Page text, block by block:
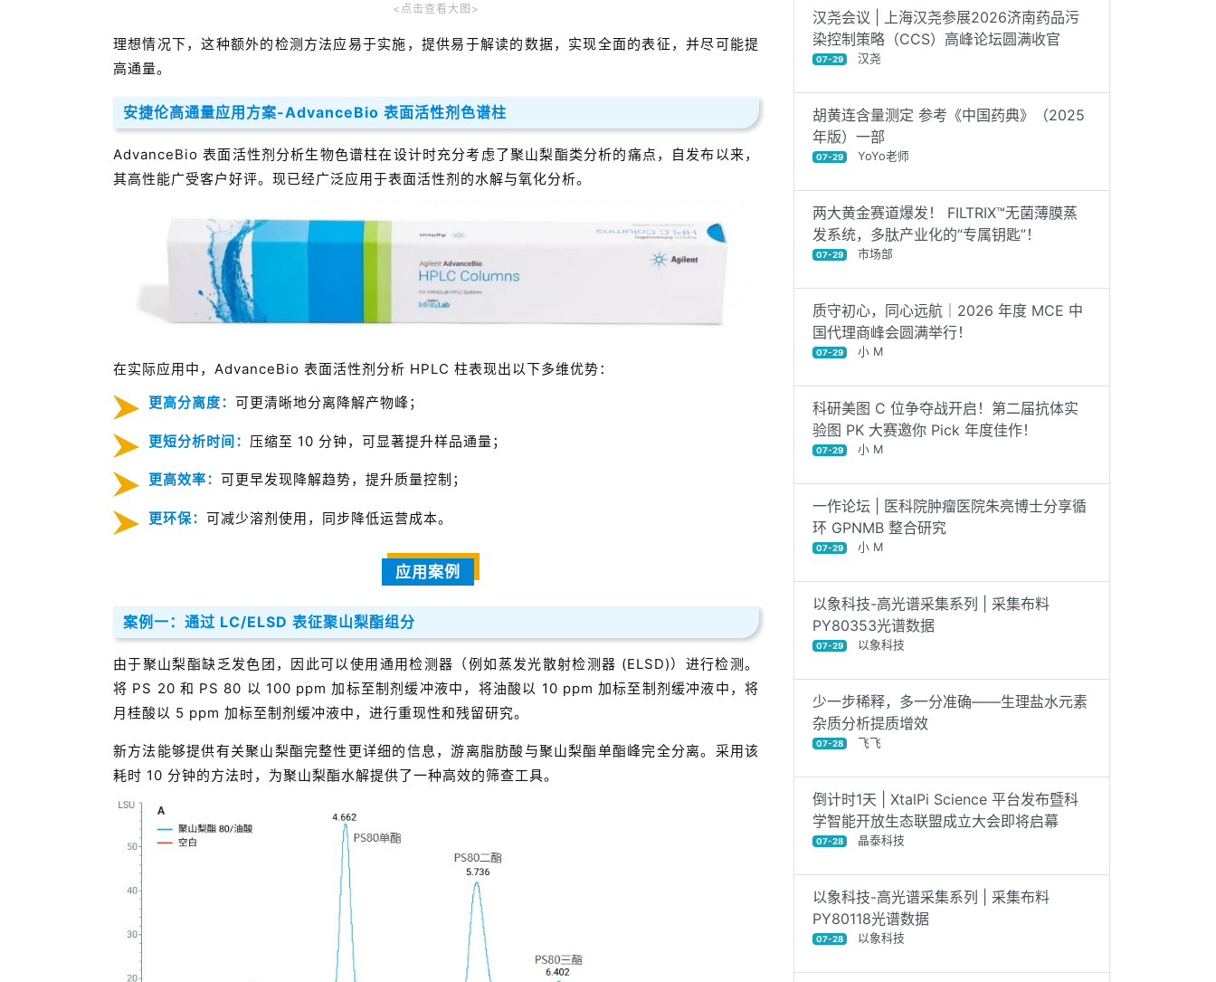
<点击查看大图>
理想情况下，这种额外的检测方法应易于实施，提供易于解读的数据，实现全面的表征，并尽可能提
高通量。
安捷伦高通量应用方案-AdvanceBio 表面活性剂色谱柱
AdvanceBio 表面活性剂分析生物色谱柱在设计时充分考虑了聚山梨酯类分析的痛点，自发布以来，
其高性能广受客户好评。现已经广泛应用于表面活性剂的水解与氧化分析。
在实际应用中，AdvanceBio 表面活性剂分析 HPLC 柱表现出以下多维优势：
更高分离度： 可更清晰地分离降解产物峰；
更短分析时间： 压缩至 10 分钟，可显著提升样品通量；
更高效率： 可更早发现降解趋势，提升质量控制；
更环保： 可减少溶剂使用，同步降低运营成本。
应用案例
案例一：通过 LC/ELSD 表征聚山梨酯组分
由于聚山梨酯缺乏发色团，因此可以使用通用检测器（例如蒸发光散射检测器 (ELSD)）进行检测。
将 PS 20 和 PS 80 以 100 ppm 加标至制剂缓冲液中，将油酸以 10 ppm 加标至制剂缓冲液中，将
月桂酸以 5 ppm 加标至制剂缓冲液中，进行重现性和残留研究。
新方法能够提供有关聚山梨酯完整性更详细的信息，游离脂肪酸与聚山梨酯单酯峰完全分离。采用该
耗时 10 分钟的方法时，为聚山梨酯水解提供了一种高效的筛查工具。
汉尧会议 | 上海汉尧参展2026济南药品污
染控制策略（CCS）高峰论坛圆满收官
07-29 汉尧
胡黄连含量测定 参考《中国药典》（2025
年版）一部
07-29 YoYo老师
两大黄金赛道爆发！ FILTRIX™无菌薄膜蒸
发系统，多肽产业化的“专属钥匙”！
07-29 市场部
质守初心，同心远航｜2026 年度 MCE 中
国代理商峰会圆满举行！
07-29 小 M
科研美图 C 位争夺战开启！第二届抗体实
验图 PK 大赛邀你 Pick 年度佳作！
07-29 小 M
一作论坛 | 医科院肿瘤医院朱亮博士分享循
环 GPNMB 整合研究
07-29 小 M
以象科技-高光谱采集系列 | 采集布料
PY80353光谱数据
07-29 以象科技
少一步稀释，多一分准确——生理盐水元素
杂质分析提质增效
07-28 飞飞
倒计时1天 | XtalPi Science 平台发布暨科
学智能开放生态联盟成立大会即将启幕
07-28 晶泰科技
以象科技-高光谱采集系列 | 采集布料
PY80118光谱数据
07-28 以象科技